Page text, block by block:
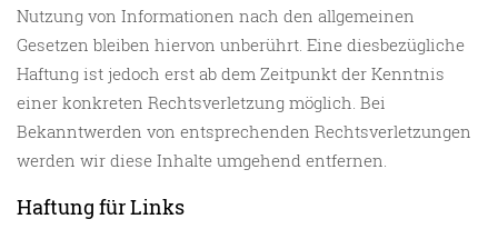
Nutzung von Informationen nach den allgemeinen
Gesetzen bleiben hiervon unberührt. Eine diesbezügliche
Haftung ist jedoch erst ab dem Zeitpunkt der Kenntnis
einer konkreten Rechtsverletzung möglich. Bei
Bekanntwerden von entsprechenden Rechtsverletzungen
werden wir diese Inhalte umgehend entfernen.
Haftung für Links